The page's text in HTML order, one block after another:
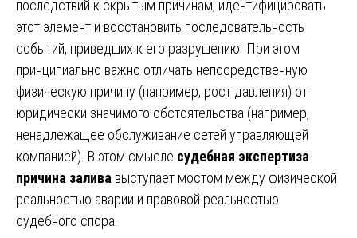
последствий к скрытым причинам, идентифицировать
этот элемент и восстановить последовательность
событий, приведших к его разрушению. При этом
принципиально важно отличать непосредственную
физическую причину (например, рост давления) от
юридически значимого обстоятельства (например,
ненадлежащее обслуживание сетей управляющей
компанией). В этом смысле судебная экспертиза
причина залива выступает мостом между физической
реальностью аварии и правовой реальностью
судебного спора.